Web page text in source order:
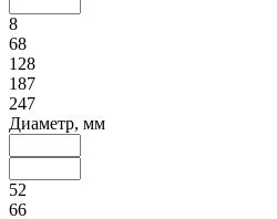
8
68
128
187
247
Диаметр, мм
52
66